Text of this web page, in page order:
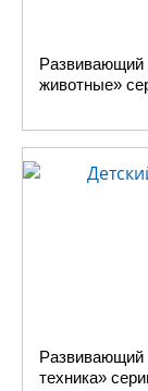
животные»
Развивающий
техника»